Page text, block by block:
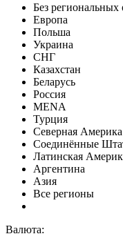
Без
Европа
Польша
Украина
СНГ
Казахстан
Беларусь
Россия
MENA
Турция
Северная Америка
Соединённые
Латинская
Аргентина
Азия
Все регионы
Валюта: